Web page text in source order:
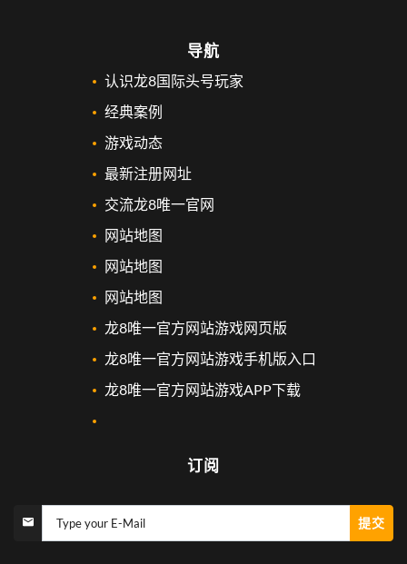
导航
认识龙8国际头号玩家
经典案例
游戏动态
最新注册网址
交流龙8唯一官网
网站地图
网站地图
网站地图
龙8唯一官方网站游戏网页版
龙8唯一官方网站游戏手机版入口
龙8唯一官方网站游戏APP下载
订阅
Type your E-Mail 提交